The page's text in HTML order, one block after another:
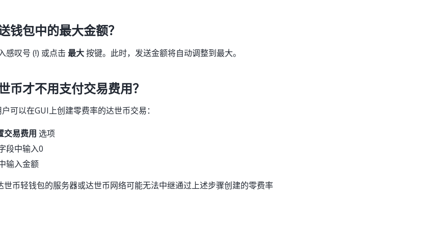
钱包中的最大金额？
感叹号 (!) 或点击 最大按键。此时，发送金额将自动调整到最大。
币才不用支付交易费用？
可以在GUI上创建零费率的达世币交易：
交易费用 选项
段中输入0
输入金额
世币轻钱包的服务器或达世币网络可能无法中继通过上述步骤创建的零费率